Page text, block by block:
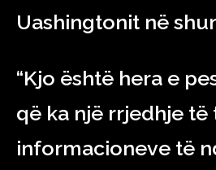
Uashingtonit në
“Kjo është hera e
që ka një rrjedhje
informacioneve të